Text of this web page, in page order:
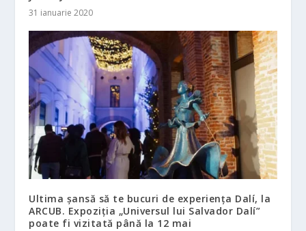
31 ianuarie 2020
Ultima șansă să te bucuri de experiența Dalí, la
ARCUB. Expoziția „Universul lui Salvador Dalí”
poate fi vizitată până la 12 mai